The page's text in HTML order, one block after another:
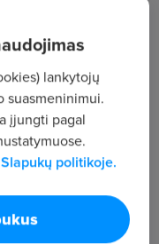
lankytojų
suasmeninimui.
įjungti pagal
Slapukų politikoje.